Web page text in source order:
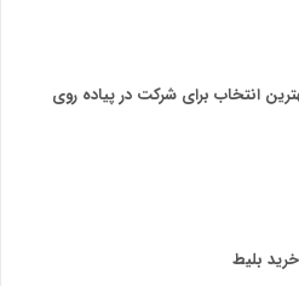
برای شرکت در پیاده روی